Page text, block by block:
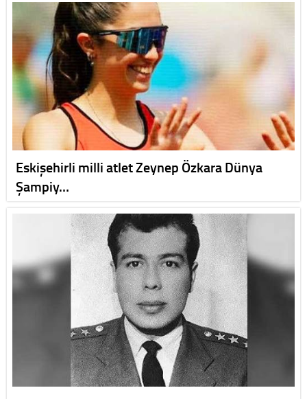
Eskişehirli milli atlet Zeynep Özkara Dünya
Şampiy…